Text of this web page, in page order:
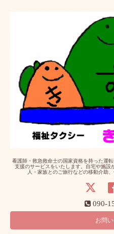
看護師・救急救命士の国家資格を持った運
支援のサービスをいたします。自宅や施設
人・家族とのご旅行などの移動介助
090-
お問